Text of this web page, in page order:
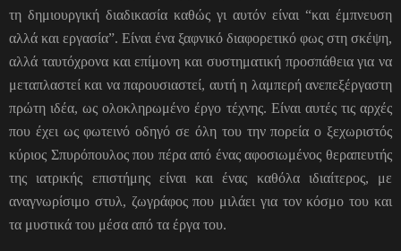
τη δημιουργική διαδικασία καθώς γι αυτόν είναι “και έμπνευση
αλλά και εργασία”. Είναι ένα ξαφνικό διαφορετικό φως στη σκέψη,
αλλά ταυτόχρονα και επίμονη και συστηματική προσπάθεια για να
μεταπλαστεί και να παρουσιαστεί, αυτή η λαμπερή ανεπεξέργαστη
πρώτη ιδέα, ως ολοκληρωμένο έργο τέχνης. Είναι αυτές τις αρχές
που έχει ως φωτεινό οδηγό σε όλη του την πορεία ο ξεχωριστός
κύριος Σπυρόπουλος που πέρα από ένας αφοσιωμένος θεραπευτής
της ιατρικής επιστήμης είναι και ένας καθόλα ιδιαίτερος, με
αναγνωρίσιμο στυλ, ζωγράφος που μιλάει για τον κόσμο του και
τα μυστικά του μέσα από τα έργα του.